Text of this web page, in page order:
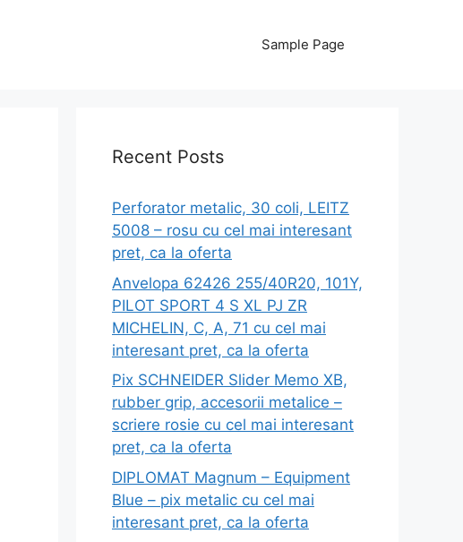
Sample Page
Recent Posts
Perforator metalic, 30 coli, LEITZ
5008 – rosu cu cel mai interesant
pret, ca la oferta
Anvelopa 62426 255/40R20, 101Y,
PILOT SPORT 4 S XL PJ ZR
MICHELIN, C, A, 71 cu cel mai
interesant pret, ca la oferta
Pix SCHNEIDER Slider Memo XB,
rubber grip, accesorii metalice –
scriere rosie cu cel mai interesant
pret, ca la oferta
DIPLOMAT Magnum – Equipment
Blue – pix metalic cu cel mai
interesant pret, ca la oferta